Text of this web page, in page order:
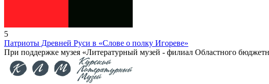
5
Патриоты Древней Руси в «Слове о полку Игореве»
При поддержке музея «Литературный музей - филиал Областного